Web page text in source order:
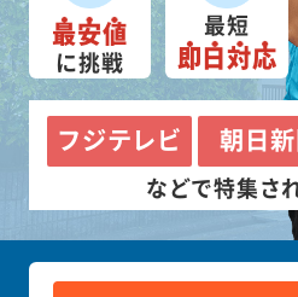
最安値
に挑戦
最短
即日対応
フジテレビ 朝日
などで特集さ